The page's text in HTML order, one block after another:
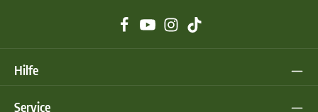
Hilfe
Service